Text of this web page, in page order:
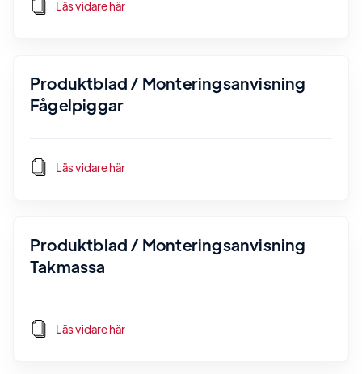
Läs vidare här
Produktblad / Monteringsanvisning
Fågelpiggar
Läs vidare här
Produktblad / Monteringsanvisning
Takmassa
Läs vidare här